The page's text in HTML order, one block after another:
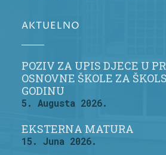
AKTUELNO
POZIV ZA UPIS DJECE U
OSNOVNE ŠKOLE ZA
GODINU
5. Augusta 2026.
EKSTERNA MATURA
15. Juna 2026.